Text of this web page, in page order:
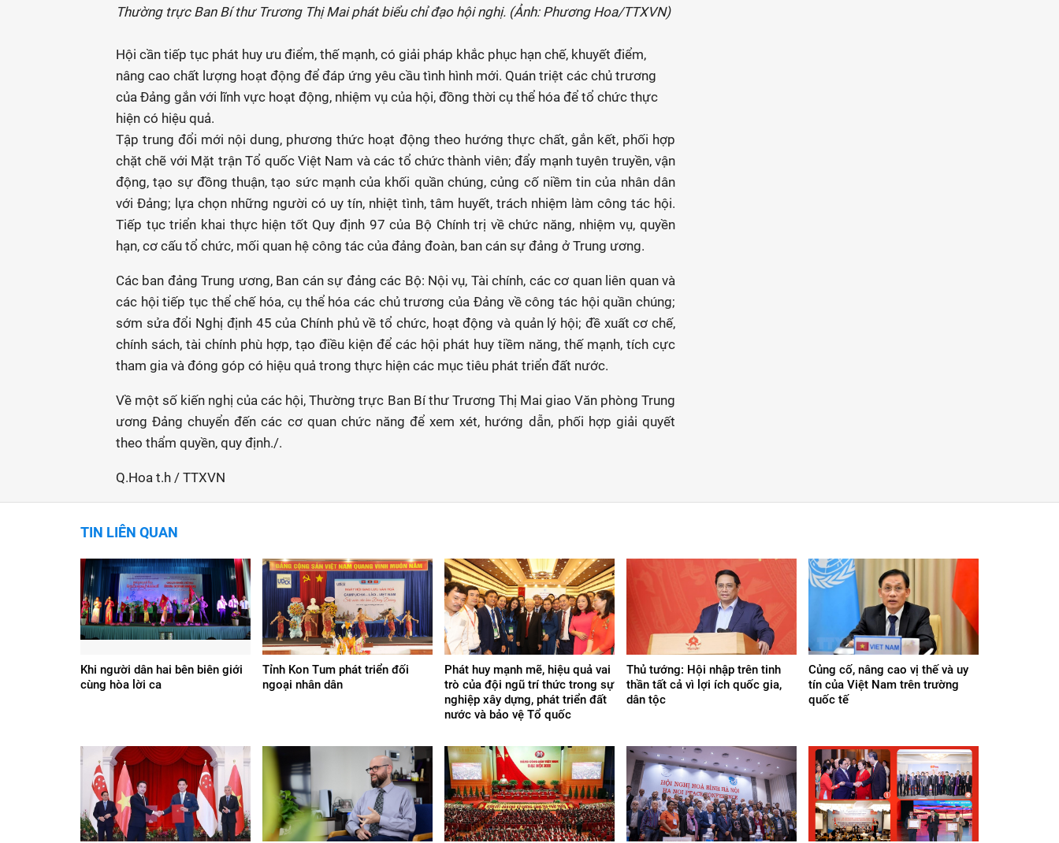
Thường trực Ban Bí thư Trương Thị Mai phát biểu chỉ đạo hội nghị. (Ảnh: Phương Hoa/TTXVN)
Hội cần tiếp tục phát huy ưu điểm, thế mạnh, có giải pháp khắc phục hạn chế, khuyết điểm,
nâng cao chất lượng hoạt động để đáp ứng yêu cầu tình hình mới. Quán triệt các chủ trương
của Đảng gắn với lĩnh vực hoạt động, nhiệm vụ của hội, đồng thời cụ thể hóa để tổ chức thực
hiện có hiệu quả.
Tập trung đổi mới nội dung, phương thức hoạt động theo hướng thực chất, gắn kết, phối hợp
chặt chẽ với Mặt trận Tổ quốc Việt Nam và các tổ chức thành viên; đẩy mạnh tuyên truyền, vận
động, tạo sự đồng thuận, tạo sức mạnh của khối quần chúng, củng cố niềm tin của nhân dân
với Đảng; lựa chọn những người có uy tín, nhiệt tình, tâm huyết, trách nhiệm làm công tác hội.
Tiếp tục triển khai thực hiện tốt Quy định 97 của Bộ Chính trị về chức năng, nhiệm vụ, quyền
hạn, cơ cấu tổ chức, mối quan hệ công tác của đảng đoàn, ban cán sự đảng ở Trung ương.
Các ban đảng Trung ương, Ban cán sự đảng các Bộ: Nội vụ, Tài chính, các cơ quan liên quan và
các hội tiếp tục thể chế hóa, cụ thể hóa các chủ trương của Đảng về công tác hội quần chúng;
sớm sửa đổi Nghị định 45 của Chính phủ về tổ chức, hoạt động và quản lý hội; đề xuất cơ chế,
chính sách, tài chính phù hợp, tạo điều kiện để các hội phát huy tiềm năng, thế mạnh, tích cực
tham gia và đóng góp có hiệu quả trong thực hiện các mục tiêu phát triển đất nước.
Về một số kiến nghị của các hội, Thường trực Ban Bí thư Trương Thị Mai giao Văn phòng Trung
ương Đảng chuyển đến các cơ quan chức năng để xem xét, hướng dẫn, phối hợp giải quyết
theo thẩm quyền, quy định./.
Q.Hoa t.h / TTXVN
TIN LIÊN QUAN
Khi người dân hai bên biên giới
cùng hòa lời ca
Tỉnh Kon Tum phát triển đối
ngoại nhân dân
Phát huy mạnh mẽ, hiệu quả vai
trò của đội ngũ trí thức trong sự
nghiệp xây dựng, phát triển đất
nước và bảo vệ Tổ quốc
Thủ tướng: Hội nhập trên tinh
thần tất cả vì lợi ích quốc gia,
dân tộc
Củng cố, nâng cao vị thế và uy
tín của Việt Nam trên trường
quốc tế